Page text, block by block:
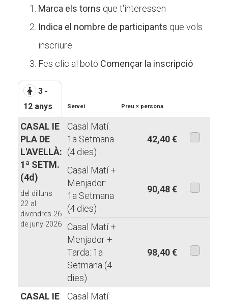
Marca els torns que t'interessen
Indica el nombre de participants que vols
inscriure
Fes clic al botó Començar la inscripció
3 -
12 anys
Servei Preu × persona
CASAL IE
PLA DE
L'AVELLÀ:
1ª SETM.
(4d)
del dilluns
22 al
divendres 26
de juny 2026
Casal Matí:
1a Setmana
(4 dies)
42,40 €
Casal Matí +
Menjador:
1a Setmana
(4 dies)
90,48 €
Casal Matí +
Menjador +
Tarda: 1a
Setmana (4
dies)
98,40 €
CASAL IE
Casal Matí: